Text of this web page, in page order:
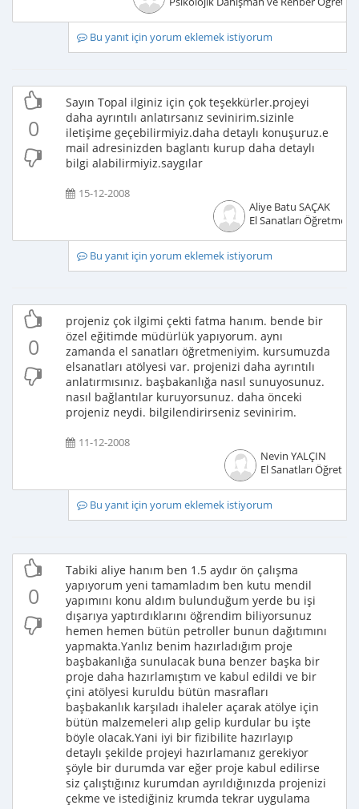
Bu yanıt için yorum eklemek istiyorum
0
Sayın Topal ilginiz için çok teşekkürler.projeyi
daha ayrıntılı anlatırsanız sevinirim.sizinle
iletişime geçebilirmiyiz.daha detaylı konuşuruz.e
mail adresinizden baglantı kurup daha detaylı
bilgi alabilirmiyiz.saygılar
15-12-2008
Aliye Batu SAÇAK
El Sanatları Öğretmeni
Bu yanıt için yorum eklemek istiyorum
0
projeniz çok ilgimi çekti fatma hanım. bende bir
özel eğitimde müdürlük yapıyorum. aynı
zamanda el sanatları öğretmeniyim. kursumuzda
elsanatları atölyesi var. projenizi daha ayrıntılı
anlatırmısınız. başbakanlığa nasıl sunuyosunuz.
nasıl bağlantılar kuruyorsunuz. daha önceki
projeniz neydi. bilgilendirirseniz sevinirim.
11-12-2008
Nevin YALÇIN
El Sanatları
Bu yanıt için yorum eklemek istiyorum
0
Tabiki aliye hanım ben 1.5 aydır ön çalışma
yapıyorum yeni tamamladım ben kutu mendil
yapımını konu aldım bulunduğum yerde bu işi
dışarıya yaptırdıklarını öğrendim biliyorsunuz
hemen hemen bütün petroller bunun dağıtımını
yapmakta.Yanlız benim hazırladığım proje
başbakanlığa sunulacak buna benzer başka bir
proje daha hazırlamıştım ve kabul edildi ve bir
çini atölyesi kuruldu bütün masrafları
başbakanlık karşıladı ihaleler açarak atölye için
bütün malzemeleri alıp gelip kurdular bu işte
böyle olacak.Yani iyi bir fizibilite hazırlayıp
detaylı şekilde projeyi hazırlamanız gerekiyor
şöyle bir durumda var eğer proje kabul edilirse
siz çalıştığınız kurumdan ayrıldığınızda projenizi
çekme ve istediğiniz krumda tekrar uygulama